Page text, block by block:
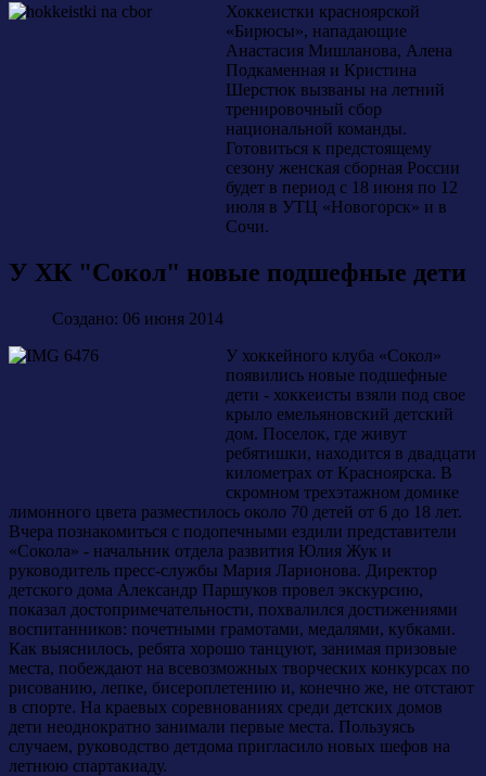
Хоккеистки красноярской
«Бирюсы», нападающие
Анастасия Мишланова, Алена
Подкаменная и Кристина
Шерстюк вызваны на летний
тренировочный сбор
национальной команды.
Готовиться к предстоящему
сезону женская сборная России
будет в период с 18 июня по 12
июля в УТЦ «Новогорск» и в
Сочи.
У ХК "Сокол" новые подшефные дети
Создано: 06 июня 2014
У хоккейного клуба «Сокол»
появились новые подшефные
дети - хоккеисты взяли под свое
крыло емельяновский детский
дом. Поселок, где живут
ребятишки, находится в двадцати
километрах от Красноярска. В
скромном трехэтажном домике
лимонного цвета разместилось около 70 детей от 6 до 18 лет.
Вчера познакомиться с подопечными ездили представители
«Сокола» - начальник отдела развития Юлия Жук и
руководитель пресс-службы Мария Ларионова. Директор
детского дома Александр Паршуков провел экскурсию,
показал достопримечательности, похвалился достижениями
воспитанников: почетными грамотами, медалями, кубками.
Как выяснилось, ребята хорошо танцуют, занимая призовые
места, побеждают на всевозможных творческих конкурсах по
рисованию, лепке, бисероплетению и, конечно же, не отстают
в спорте. На краевых соревнованиях среди детских домов
дети неоднократно занимали первые места. Пользуясь
случаем, руководство детдома пригласило новых шефов на
летнюю спартакиаду.